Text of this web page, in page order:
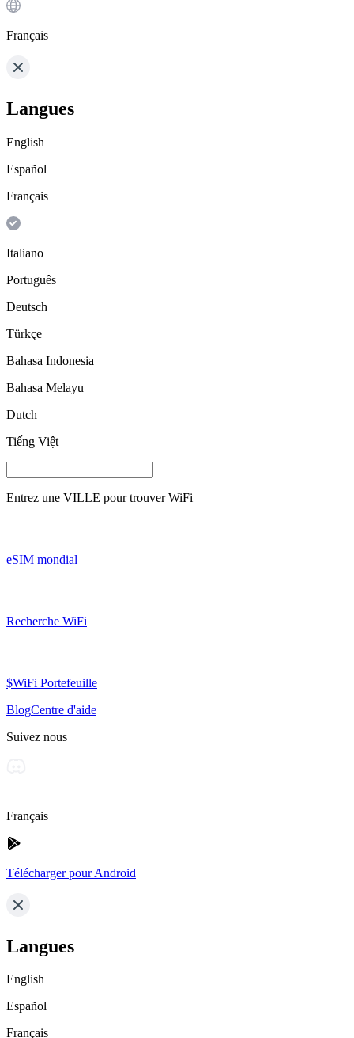
Français
Langues
English
Español
Français
Italiano
Português
Deutsch
Türkçe
Bahasa Indonesia
Bahasa Melayu
Dutch
Tiếng Việt
Entrez une VILLE pour trouver WiFi
eSIM mondial
Recherche WiFi
$WiFi Portefeuille
BlogCentre d'aide
Suivez nous
Français
Télécharger pour Android
Langues
English
Español
Français